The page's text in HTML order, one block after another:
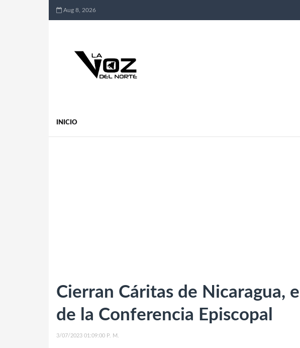
Aug 8, 2026
INICIO
Cierran Cáritas de Nicaragua,
de la Conferencia Episcopal
3/07/2023 01:09:00 P. M.